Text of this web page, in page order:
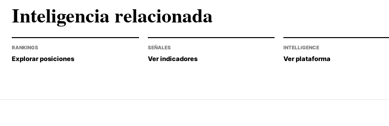
Inteligencia relacionada
RANKINGS
Explorar posiciones
SEÑALES
Ver indicadores
INTELLIGENCE
Ver plataforma